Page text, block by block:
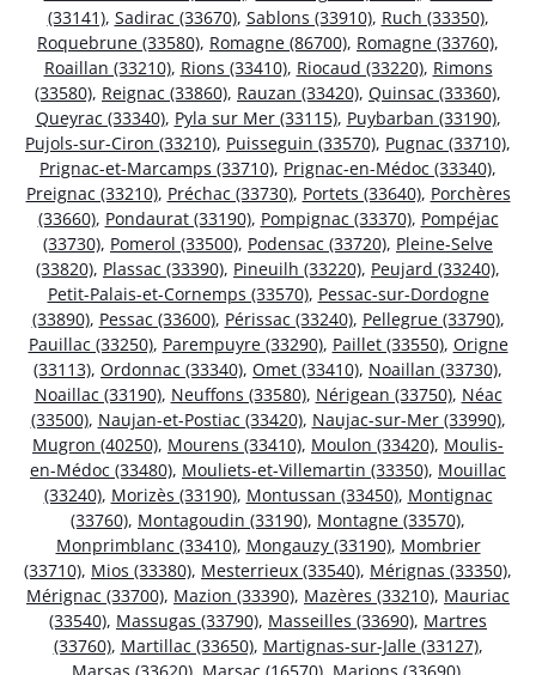
(33141), Sadirac (33670), Sablons (33910), Ruch (33350),
Roquebrune (33580), Romagne (86700), Romagne (33760),
Roaillan (33210), Rions (33410), Riocaud (33220), Rimons
(33580), Reignac (33860), Rauzan (33420), Quinsac (33360),
Queyrac (33340), Pyla sur Mer (33115), Puybarban (33190),
Pujols-sur-Ciron (33210), Puisseguin (33570), Pugnac (33710),
Prignac-et-Marcamps (33710), Prignac-en-Médoc (33340),
Preignac (33210), Préchac (33730), Portets (33640), Porchères
(33660), Pondaurat (33190), Pompignac (33370), Pompéjac
(33730), Pomerol (33500), Podensac (33720), Pleine-Selve
(33820), Plassac (33390), Pineuilh (33220), Peujard (33240),
Petit-Palais-et-Cornemps (33570), Pessac-sur-Dordogne
(33890), Pessac (33600), Périssac (33240), Pellegrue (33790),
Pauillac (33250), Parempuyre (33290), Paillet (33550), Origne
(33113), Ordonnac (33340), Omet (33410), Noaillan (33730),
Noaillac (33190), Neuffons (33580), Nérigean (33750), Néac
(33500), Naujan-et-Postiac (33420), Naujac-sur-Mer (33990),
Mugron (40250), Mourens (33410), Moulon (33420), Moulis-
en-Médoc (33480), Mouliets-et-Villemartin (33350), Mouillac
(33240), Morizès (33190), Montussan (33450), Montignac
(33760), Montagoudin (33190), Montagne (33570),
Monprimblanc (33410), Mongauzy (33190), Mombrier
(33710), Mios (33380), Mesterrieux (33540), Mérignas (33350),
Mérignac (33700), Mazion (33390), Mazères (33210), Mauriac
(33540), Massugas (33790), Masseilles (33690), Martres
(33760), Martillac (33650), Martignas-sur-Jalle (33127),